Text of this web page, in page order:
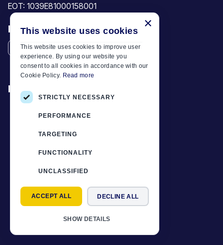
EOT: 1039E81000158001
Folgen Sie uns
Nützliche Links
Reiseziele
Unsere Preise beinhalten immer
Miettipps
FAQ
Kontaktieren Sie uns
Datenschutzbestimmungen
×
This website uses cookies
This website uses cookies to improve user
experience. By using our website you
consent to all cookies in accordance with our
Cookie Policy. Read more
STRICTLY NECESSARY
PERFORMANCE
TARGETING
FUNCTIONALITY
UNCLASSIFIED
ACCEPT ALL DECLINE ALL
SHOW DETAILS